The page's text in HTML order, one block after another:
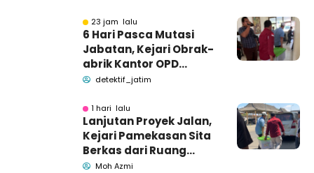
23 jam lalu
6 Hari Pasca Mutasi
Jabatan, Kejari Obrak-
abrik Kantor OPD
Pemkab Pamekasan
detektif_jatim
1 hari lalu
Lanjutan Proyek Jalan,
Kejari Pamekasan Sita
Berkas dari Ruang
Pemkab Pamekasan
Moh Azmi